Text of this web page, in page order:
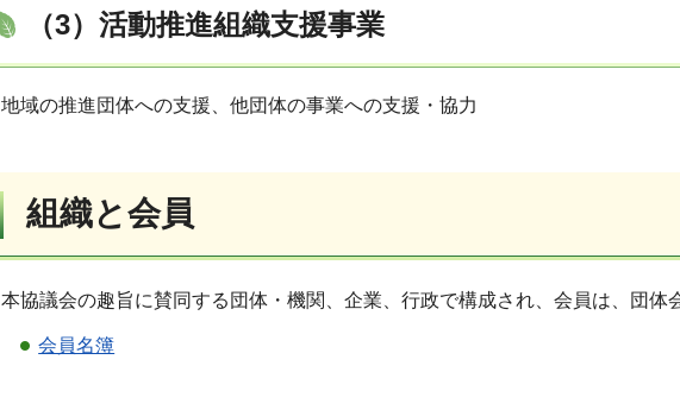
（3）活動推進組織支援事業
地域の推進団体への支援、他団体の事業への支援・協力
組織と会員
本協議会の趣旨に賛同する団体・機関、企業、行政で構成され、会員は、団体
会員名簿